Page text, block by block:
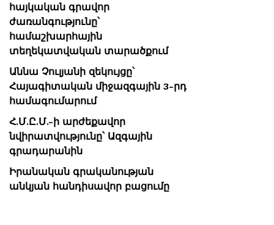
հայկական գրավոր
ժառանգությունը՝
համաշխարհային
տեղեկատվական տարածքում
Աննա Չուլյանի զեկույցը՝
Հայագիտական միջազգային 3-րդ
համագումարում
Հ.Մ.Ը.Մ.-ի արժեքավոր
նվիրատվությունը՝ Ազգային
գրադարանին
Իրանական գրականության
անկյան հանդիսավոր բացումը